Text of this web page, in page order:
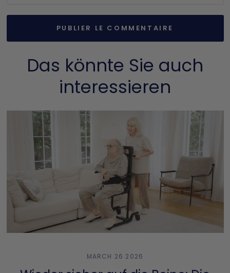
Das könnte Sie auch
interessieren
MARCH 26 2026